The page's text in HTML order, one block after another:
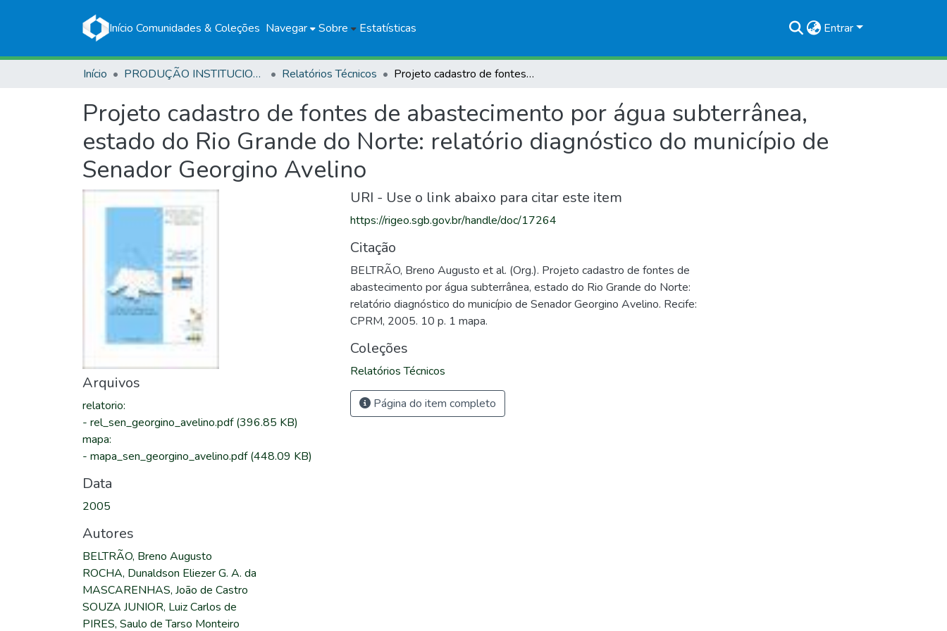
Início Comunidades & Coleções Navegar Sobre Estatísticas Entrar
Início PRODUÇÃO INSTITUCIONAL Relatórios Técnicos Projeto cadastro de fontes de abastecimento por água subterrânea, estado do Rio Grande do Norte: relatório diagnóstico do município de Senador Georgino Avelino
Projeto cadastro de fontes de abastecimento por água subterrânea,
estado do Rio Grande do Norte: relatório diagnóstico do município de
Senador Georgino Avelino
Arquivos
relatorio:
- rel_sen_georgino_avelino.pdf(396.85 KB)
mapa:
- mapa_sen_georgino_avelino.pdf(448.09 KB)
Data
2005
Autores
BELTRÃO, Breno Augusto
ROCHA, Dunaldson Eliezer G. A. da
MASCARENHAS, João de Castro
SOUZA JUNIOR, Luiz Carlos de
PIRES, Saulo de Tarso Monteiro
URI - Use o link abaixo para citar este item
https://rigeo.sgb.gov.br/handle/doc/17264
Citação
BELTRÃO, Breno Augusto et al. (Org.). Projeto cadastro de fontes de
abastecimento por água subterrânea, estado do Rio Grande do Norte:
relatório diagnóstico do município de Senador Georgino Avelino. Recife:
CPRM, 2005. 10 p. 1 mapa.
Coleções
Relatórios Técnicos
Página do item completo